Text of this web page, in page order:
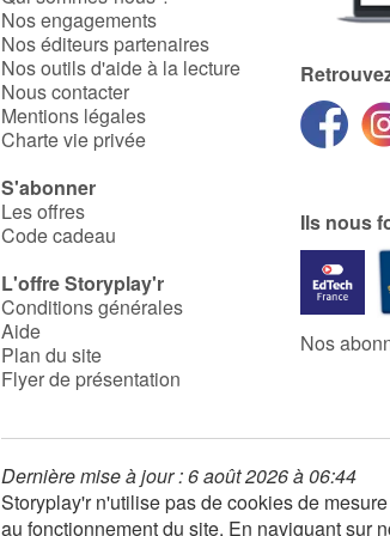
Nos engagements
Nos éditeurs partenaires
Nos outils d'aide à la lecture
Nous contacter
Mentions légales
Charte vie privée
S'abonner
Les offres
Code cadeau
L'offre Storyplay'r
Conditions générales
Aide
Plan du site
Flyer de présentation
Ils nous
Nos
Dernière mise à jour : 6 août 2026 à 06:44
Storyplay'r n'utilise pas de cookies de
au fonctionnement du site. En naviguant sur